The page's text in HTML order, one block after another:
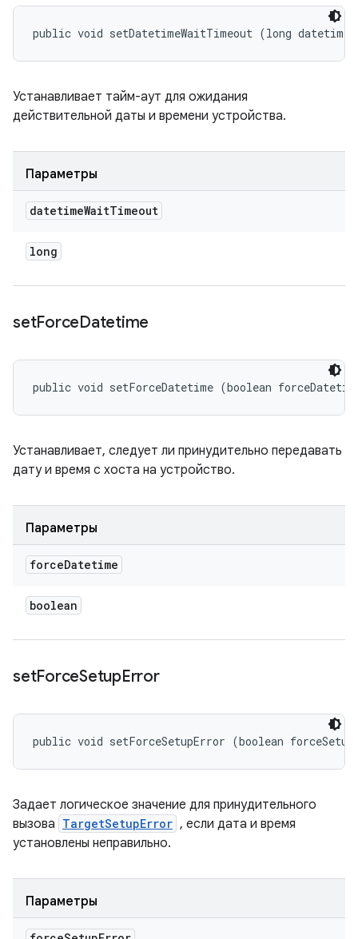
public void setDatetimeWaitTimeout (long
Устанавливает тайм-аут для ожидания
действительной даты и времени устройства.
Параметры
datetimeWaitTimeout
long
setForceDatetime
public void setForceDatetime (boolean
Устанавливает, следует ли принудительно передавать
дату и время с хоста на устройство.
Параметры
forceDatetime
boolean
setForceSetupError
public void setForceSetupError (boolean
Задает логическое значение для принудительного
вызова TargetSetupError , если дата и время
установлены неправильно.
Параметры